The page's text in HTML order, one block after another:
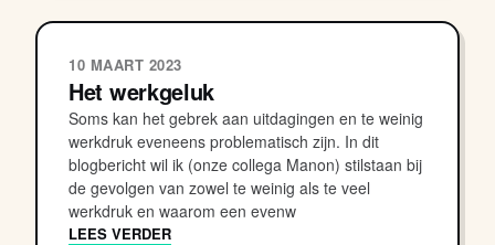
10 MAART 2023
Het werkgeluk
Soms kan het gebrek aan uitdagingen en te weinig
werkdruk eveneens problematisch zijn. In dit
blogbericht wil ik (onze collega Manon) stilstaan bij
de gevolgen van zowel te weinig als te veel
werkdruk en waarom een evenw
LEES VERDER